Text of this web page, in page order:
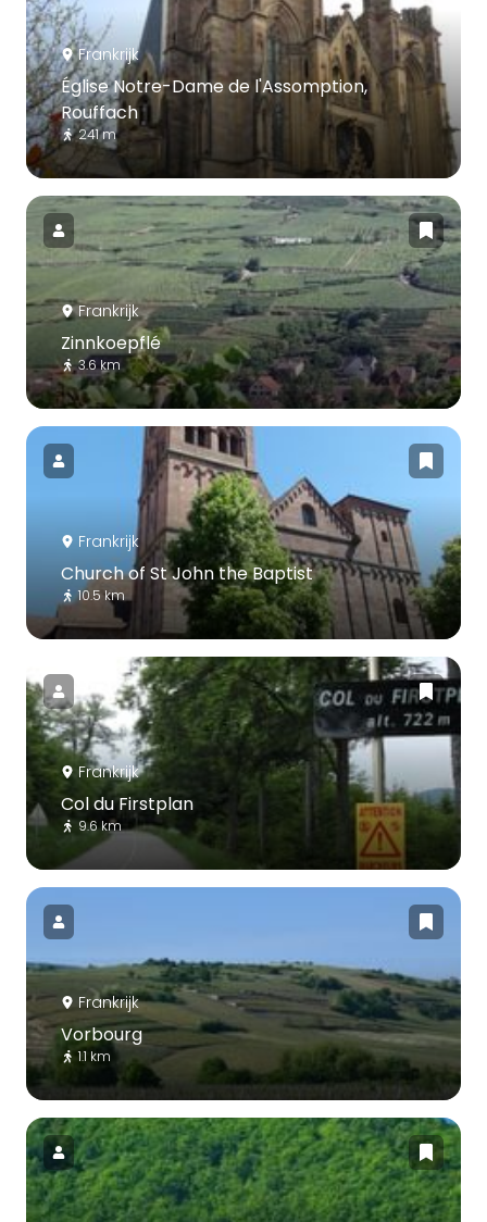
Frankrijk
Église Notre-Dame de l'Assomption,
Rouffach
241 m
Frankrijk
Zinnkoepflé
3.6 km
Frankrijk
Church of St John the Baptist
10.5 km
Frankrijk
Col du Firstplan
9.6 km
Frankrijk
Vorbourg
1.1 km